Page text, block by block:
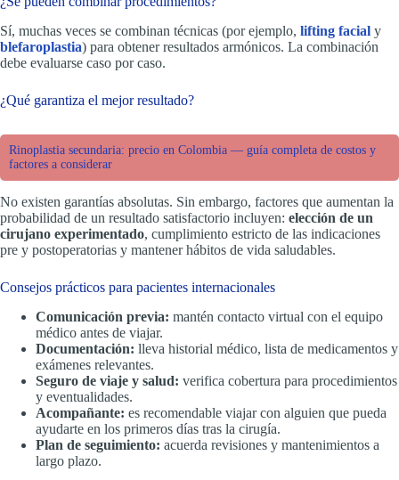
Sí, muchas veces se combinan técnicas (por ejemplo, lifting facial y
blefaroplastia) para obtener resultados armónicos. La combinación
debe evaluarse caso por caso.
¿Qué garantiza el mejor resultado?
Rinoplastia secundaria: precio en Colombia — guía completa de costos y
factores a considerar
No existen garantías absolutas. Sin embargo, factores que aumentan la
probabilidad de un resultado satisfactorio incluyen: elección de un
cirujano experimentado, cumplimiento estricto de las indicaciones
pre y postoperatorias y mantener hábitos de vida saludables.
Consejos prácticos para pacientes internacionales
Comunicación previa: mantén contacto virtual con el equipo
médico antes de viajar.
Documentación: lleva historial médico, lista de medicamentos y
exámenes relevantes.
Seguro de viaje y salud: verifica cobertura para procedimientos
y eventualidades.
Acompañante: es recomendable viajar con alguien que pueda
ayudarte en los primeros días tras la cirugía.
Plan de seguimiento: acuerda revisiones y mantenimientos a
largo plazo.